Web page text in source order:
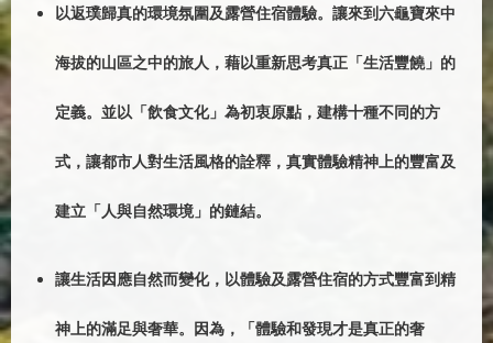
以返璞歸真的環境氛圍及露營住宿體驗。讓來到六龜寶來中
海拔的山區之中的旅人，藉以重新思考真正「生活豐饒」的
定義。並以「飲食文化」為初衷原點，建構十種不同的方
式，讓都市人對生活風格的詮釋，真實體驗精神上的豐富及
建立「人與自然環境」的鏈結。
讓生活因應自然而變化，以體驗及露營住宿的方式豐富到精
神上的滿足與奢華。因為，「體驗和發現才是真正的奢